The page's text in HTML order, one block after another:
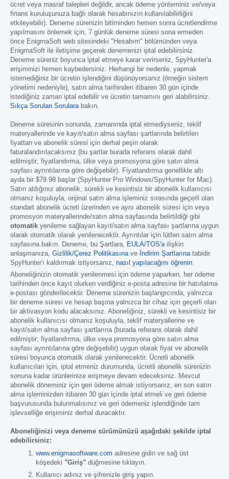
ücret veya masraf talepleri değildir, ancak ödeme yönteminiz ve/veya
finans kuruluşunuza bağlı olarak hesabınızın kullanılabilirliğini
etkileyebilir). Deneme sürenizin bitiminden hemen sonra ücretlendirme
yapılmasını önlemek için, 7 günlük deneme süresi sona ermeden
önce EnigmaSoft web sitesindeki "Hesabım" bölümünden veya
EnigmaSoft ile iletişime geçerek denemenizi iptal edebilirsiniz.
Deneme süreniz boyunca iptal etmeye karar verirseniz, SpyHunter'a
erişiminizi hemen kaybedersiniz. Herhangi bir nedenle, yapmak
istemediğiniz bir ücretin işlendiğini düşünüyorsanız (örneğin sistem
yönetimi nedeniyle), satın alma tarihinden itibaren 30 gün içinde
istediğiniz zaman iptal edebilir ve ücretin tamamını geri alabilirsiniz.
Sıkça Sorulan Sorularabakın.
Deneme süresinin sonunda, zamanında iptal etmediyseniz, teklif
materyallerinde ve kayıt/satın alma sayfası şartlarında belirtilen
fiyattan ve abonelik süresi için derhal peşin olarak
faturalandırılacaksınız (bu şartlar burada referans olarak dahil
edilmiştir; fiyatlandırma, ülke veya promosyona göre satın alma
sayfası ayrıntılarına göre değişebilir). Fiyatlandırma genellikle altı
ayda bir $79.98 başlar (SpyHunter Pro Windows/SpyHunter for Mac).
Satın aldığınız abonelik, sürekli ve kesintisiz bir abonelik kullanıcısı
olmanız koşuluyla, orijinal satın alma işleminiz sırasında geçerli olan
standart abonelik ücreti üzerinden ve aynı abonelik süresi için veya
promosyon materyallerinde/satın alma sayfasında belirtildiği gibi
otomatik yenileme sağlayan kayıt/satın alma sayfası şartlarına uygun
olarak otomatik olarak yenilenecektir. Ayrıntılar için lütfen satın alma
sayfasına bakın. Deneme, bu Şartlara, EULA/TOS'ailişkin
anlaşmanıza, Gizlilik/Çerez Politikasınave İndirim Şartlarınatabidir.
SpyHunter'ı kaldırmak istiyorsanız, nasıl yapılacağını öğrenin.
Aboneliğinizin otomatik yenilenmesi için ödeme yaparken, her ödeme
tarihinden önce kayıt olurken verdiğiniz e-posta adresine bir hatırlatma
e-postası gönderilecektir. Deneme sürenizin başlangıcında, yalnızca
bir deneme süresi ve hesap başına yalnızca bir cihaz için geçerli olan
bir aktivasyon kodu alacaksınız. Aboneliğiniz, sürekli ve kesintisiz bir
abonelik kullanıcısı olmanız koşuluyla, teklif materyallerine ve
kayıt/satın alma sayfası şartlarına (burada referans olarak dahil
edilmiştir; fiyatlandırma, ülke veya promosyona göre satın alma
sayfası ayrıntılarına göre değişebilir) uygun olarak fiyat ve abonelik
süresi boyunca otomatik olarak yenilenecektir. Ücretli abonelik
kullanıcıları için, iptal etmeniz durumunda, ücretli abonelik sürenizin
sonuna kadar ürünlerinize erişmeye devam edeceksiniz. Mevcut
abonelik döneminiz için geri ödeme almak istiyorsanız, en son satın
alma işleminizden itibaren 30 gün içinde iptal etmeli ve geri ödeme
başvurusunda bulunmalısınız ve geri ödemeniz işlendiğinde tam
işlevselliğe erişiminiz derhal duracaktır.
Aboneliğinizi veya deneme sürümünüzü aşağıdaki şekilde iptal
edebilirsiniz:
www.enigmasoftware.com adresine gidin ve sağ üst
köşedeki "Giriş" düğmesine tıklayın.
Kullanıcı adınız ve şifrenizle giriş yapın.